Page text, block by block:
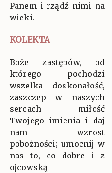
Panem i rządź nimi na
wieki.
KOLEKTA
Boże zastępów, od
którego pochodzi
wszelka doskonałość,
zaszczep w naszych
sercach miłość
Twojego imienia i daj
nam wzrost
pobożności; umocnij w
nas to, co dobre i z
ojcowską